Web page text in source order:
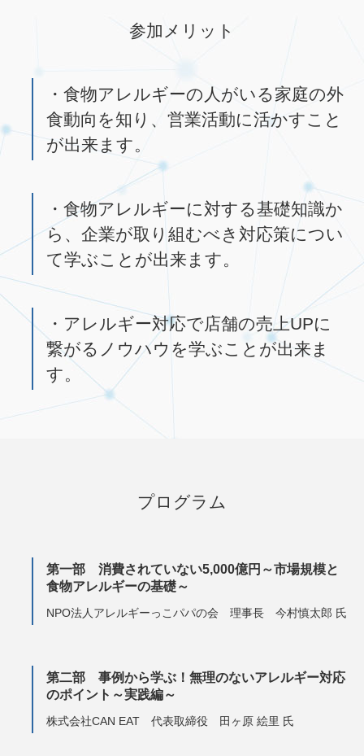
参加メリット
・食物アレルギーの人がいる家庭の外
食動向を知り、営業活動に活かすこと
が出来ます。
・食物アレルギーに対する基礎知識か
ら、企業が取り組むべき対応策につい
て学ぶことが出来ます。
・アレルギー対応で店舗の売上UPに
繋がるノウハウを学ぶことが出来ま
す。
プログラム
第一部 消費されていない5,000億円～市場規模と
食物アレルギーの基礎～
NPO法人アレルギーっこパパの会 理事長 今村慎太郎 氏
第二部 事例から学ぶ！無理のないアレルギー対応
のポイント～実践編～
株式会社CAN EAT 代表取締役 田ヶ原 絵里 氏